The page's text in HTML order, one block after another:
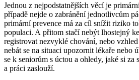
Jednou z nejpodstatnějších věcí je
případě nejde o zabránění jednotlivcům
primární prevence má za cíl snížit riziko
populaci. A přitom stačí nebýt lhostejný
registrovat nezvyklé chování, nebo
nebát se na situaci upozornit lékaře nebo
se k seniorům s úctou a ohledy, jaké si za
a práci zaslouží.